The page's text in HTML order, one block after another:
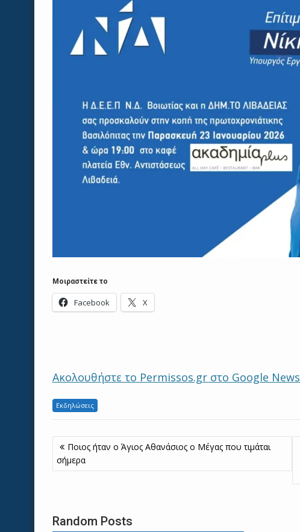
Μοιραστείτε το
Facebook X
Ακολουθήστε το Permissos.gr στο Google News
Εκδηλώσεις
Πλοήγηση
άρθρων
Ποιος ήταν ο Άγιος Αθανάσιος ο Μέγας που τιμάται
σήμερα
Random Posts